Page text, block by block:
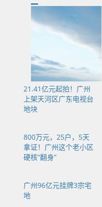
在标准体系建设上，
广州将编制总体实施
规划，构建“市域-分
区-单元”三级实施体
系，结合全龄友好、
海绵城市等要求，建
准，探索“评星定级”机
制，完善智能建造、
引，修订装配式建筑
评价标准，推行BIM标
21.41亿元起拍！广州
上架天河区广东电视台
地块
800万元，25户，5天
拿证！广州这个老小区
硬核“翻身”
广州96亿元挂牌3宗宅
地